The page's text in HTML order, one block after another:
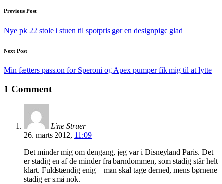
Post
navigation
Previous Post
Nye pk 22 stole i stuen til spotpris gør en designpige glad
Next Post
Min fætters passion for Speroni og Apex pumper fik mig til at lytte
1 Comment
Line Struer
26. marts 2012, 11:09
Det minder mig om dengang, jeg var i Disneyland Paris. Det
er stadig en af de minder fra barndommen, som stadig står helt
klart. Fuldstændig enig – man skal tage derned, mens børnene
stadig er små nok.